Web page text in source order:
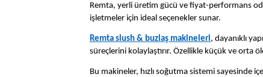
Remta, yerli üretim gücü ve fiyat-performans
işletmeler için ideal seçenekler sunar.
Remta slush & buzlaş makineleri, dayanıklı
süreçlerini kolaylaştırır. Özellikle küçük ve orta
Bu makineler, hızlı soğutma sistemi sayesinde